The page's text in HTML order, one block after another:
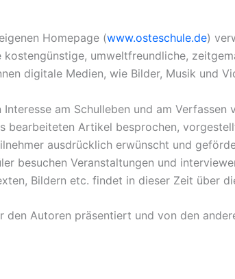
Homepage (www.osteschule.de)
umweltfreundliche,
digitale Medien, wie Bilder, Musik und
am Schulleben und am
bearbeiteten Artikel besprochen,
ausdrücklich erwünscht und
besuchen Veranstaltungen und
Bildern etc. findet in dieser Zeit über
Autoren präsentiert und von den